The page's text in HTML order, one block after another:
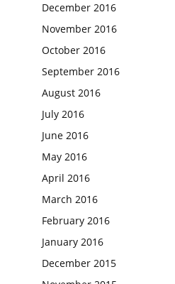
December 2016
November 2016
October 2016
September 2016
August 2016
July 2016
June 2016
May 2016
April 2016
March 2016
February 2016
January 2016
December 2015